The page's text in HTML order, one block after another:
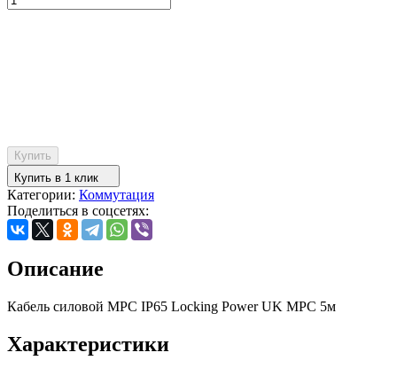
Купить
Купить в 1 клик
Категории: Коммутация
Поделиться в соцсетях:
Описание
Кабель силовой MPC IP65 Locking Power UK MPC 5м
Характеристики